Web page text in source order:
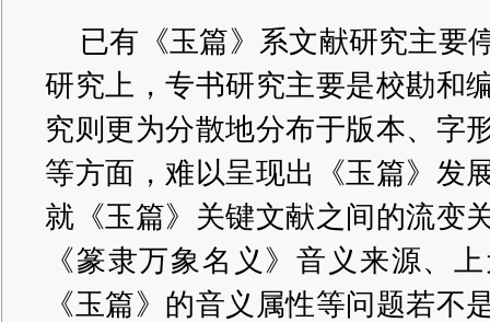
已有《玉篇》系文献研究主要
研究上，专书研究主要是校勘和
究则更为分散地分布于版本、字
等方面，难以呈现出《玉篇》发
就《玉篇》关键文献之间的流变
《篆隶万象名义》音义来源、
《玉篇》的音义属性等问题若不